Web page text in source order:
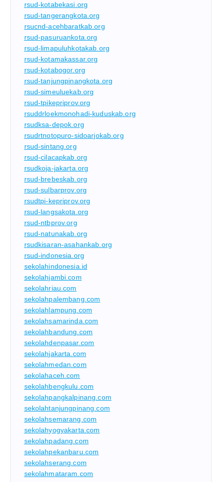
rsud-kotabekasi.org
rsud-tangerangkota.org
rsucnd-acehbaratkab.org
rsud-pasuruankota.org
rsud-limapuluhkotakab.org
rsud-kotamakassar.org
rsud-kotabogor.org
rsud-tanjungpinangkota.org
rsud-simeuluekab.org
rsud-tpikepriprov.org
rsuddrloekmonohadi-kuduskab.org
rsudksa-depok.org
rsudrtnotopuro-sidoarjokab.org
rsud-sintang.org
rsud-cilacapkab.org
rsudkoja-jakarta.org
rsud-brebeskab.org
rsud-sulbarprov.org
rsudtpi-kepriprov.org
rsud-langsakota.org
rsud-ntbprov.org
rsud-natunakab.org
rsudkisaran-asahankab.org
rsud-indonesia.org
sekolahindonesia.id
sekolahjambi.com
sekolahriau.com
sekolahpalembang.com
sekolahlampung.com
sekolahsamarinda.com
sekolahbandung.com
sekolahdenpasar.com
sekolahjakarta.com
sekolahmedan.com
sekolahaceh.com
sekolahbengkulu.com
sekolahpangkalpinang.com
sekolahtanjungpinang.com
sekolahsemarang.com
sekolahyogyakarta.com
sekolahpadang.com
sekolahpekanbaru.com
sekolahserang.com
sekolahmataram.com